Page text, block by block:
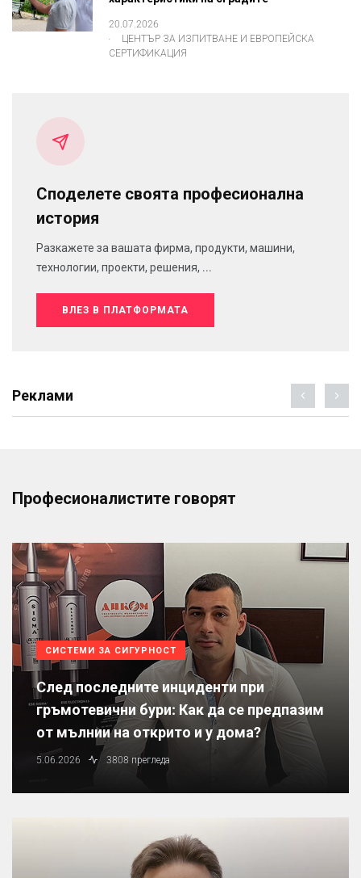
20.07.2026
ЦЕНТЪР ЗА ИЗПИТВАНЕ И ЕВРОПЕЙСКА
СЕРТИФИКАЦИЯ
Споделете своята професионална
история
Разкажете за вашата фирма, продукти, машини,
технологии, проекти, решения, ...
ВЛЕЗ В ПЛАТФОРМАТА
Реклами
Професионалистите говорят
СИСТЕМИ ЗА СИГУРНОСТ
След последните инциденти при
гръмотевични бури: Как да се предпазим
от мълнии на открито и у дома?
5.06.2026 3808 прегледа